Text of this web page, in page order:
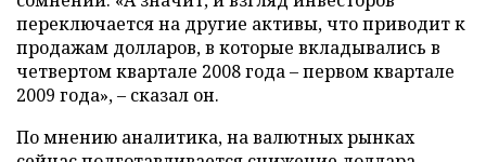
переключается на другие активы, что приводит к
продажам долларов, в которые вкладывались в
четвертом квартале 2008 года – первом квартале
2009 года», – сказал он.
По мнению аналитика, на валютных рынках